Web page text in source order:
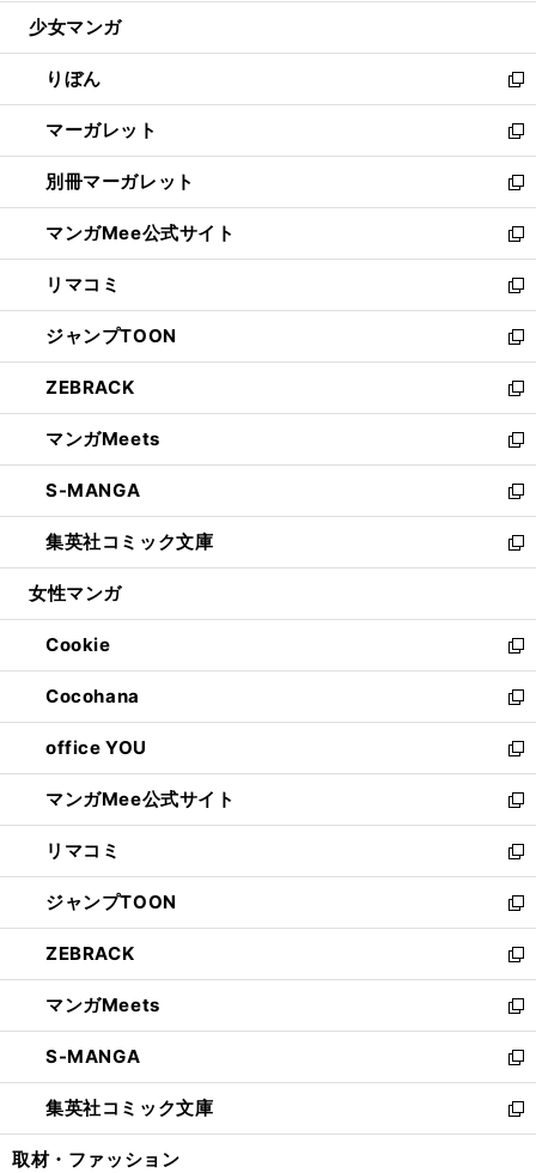
開
く
ウ
で
開
く
ウ
ン
ド
ウ
で
開
く
し
ウ
ィ
ン
ド
ウ
で
開
く
少女マンガ
りぼん
新
し
い
ウ
ィ
ン
ド
ウ
で
開
く
マーガレット
新
し
い
ウ
ィ
ン
ド
ウ
で
開
く
別冊マーガレット
新
し
い
ウ
ィ
ン
ド
ウ
で
開
く
マンガMee公式サイト
新
し
い
ウ
ィ
ン
ド
ウ
で
開
く
リマコミ
新
し
い
ウ
ィ
ン
ド
ウ
で
開
く
ジャンプTOON
新
し
い
ウ
ィ
ン
ド
ウ
で
開
ZEBRACK
新
し
い
ウ
ィ
ン
ド
ウ
開
く
マンガMeets
新
し
い
ウ
ィ
ン
ウ
で
開
く
S-MANGA
新
し
い
ウ
ン
ド
ウ
で
開
く
集英社コミック文庫
新
し
ウ
ィ
ン
ド
ウ
で
開
く
女性マンガ
Cookie
新
し
い
ウ
ィ
ン
ド
ウ
で
開
く
Cocohana
新
し
い
ウ
ィ
ン
ド
ウ
で
開
く
office YOU
新
し
い
ウ
ィ
ン
ド
ウ
で
開
く
マンガMee公式サイト
新
し
い
ウ
ィ
ン
ド
ウ
で
開
く
リマコミ
新
し
い
ウ
ィ
ン
ド
ウ
で
開
く
ジャンプTOON
新
し
い
ウ
ィ
ン
ド
ウ
で
開
ZEBRACK
新
し
い
ウ
ィ
ン
ド
ウ
マンガMeets
新
し
い
ウ
ィ
ン
S-MANGA
新
し
い
ウ
集英社コミック文庫
新
し
取材・ファッション